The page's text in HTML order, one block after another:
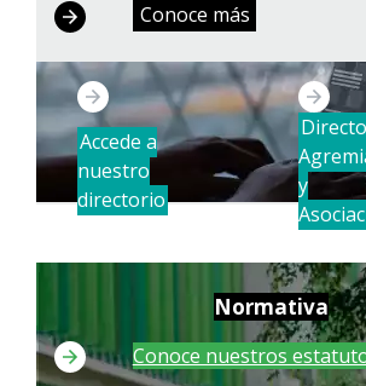
Conoce más
Accede a
nuestro
directorio
y
Normativa
Conoce nuestros